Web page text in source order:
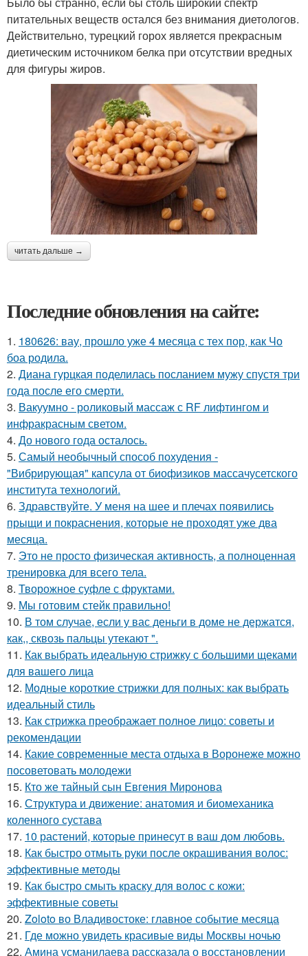
питательных веществ остался без внимания диетологов.
Действительно, турецкий горох является прекрасным
диетическим источником белка при отсутствии вредных
для фигуры жиров.
читать дальше →
Последние обновления на сайте:
1. 180626: вау, прошло уже 4 месяца с тех пор, как Чо
боа родила.
2. Диана гурцкая поделилась посланием мужу спустя три
года после его смерти.
3. Вакуумно - роликовый массаж с RF лифтингом и
инфракрасным светом.
4. До нового года осталось.
5. Самый необычный способ похудения -
"Вибрирующая" капсула от биофизиков массачусетского
института технологий.
6. Здравствуйте. У меня на шее и плечах появились
прыщи и покраснения, которые не проходят уже два
месяца.
7. Это не просто физическая активность, а полноценная
тренировка для всего тела.
8. Творожное суфле с фруктами.
9. Мы готовим стейк правильно!
10. В том случае, если у вас деньги в доме не держатся,
как,, сквозь пальцы утекают ".
11. Как выбрать идеальную стрижку с большими щеками
для вашего лица
12. Модные короткие стрижки для полных: как выбрать
идеальный стиль
13. Как стрижка преображает полное лицо: советы и
рекомендации
14. Какие современные места отдыха в Воронеже можно
посоветовать молодежи
15. Кто же тайный сын Евгения Миронова
16. Структура и движение: анатомия и биомеханика
коленного сустава
17. 10 растений, которые принесут в ваш дом любовь.
18. Как быстро отмыть руки после окрашивания волос:
эффективные методы
19. Как быстро смыть краску для волос с кожи:
эффективные советы
20. Zoloto во Владивостоке: главное событие месяца
21. Где можно увидеть красивые виды Москвы ночью
22. Амина усманилаева рассказала о восстановлении